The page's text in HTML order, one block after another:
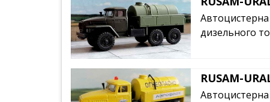
дизельного
RUSAM-